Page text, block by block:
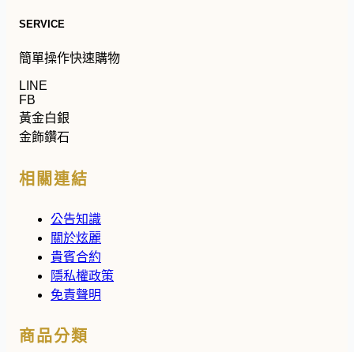
SERVICE
簡單操作快速購物
LINE
FB
黃金白銀
金飾鑽石
相關連結
公告知識
關於炫麗
貴賓合約
隱私權政策
免責聲明
商品分類